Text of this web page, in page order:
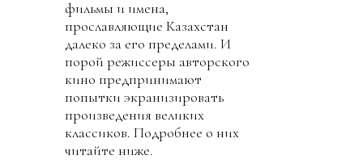
фильмы и имена,
прославляющие Казахстан
далеко за его пределами. И
порой режиссеры авторского
кино предпринимают
попытки экранизировать
произведения великих
классиков. Подробнее о них
читайте ниже.